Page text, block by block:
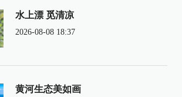
水上漂 觅清凉
2026-08-08 18:37
黄河生态美如画